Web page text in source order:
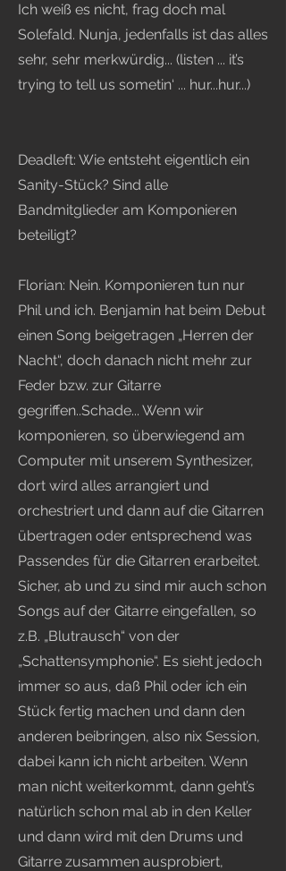
Ich weiß es nicht, frag doch mal
Solefald. Nunja, jedenfalls ist das alles
sehr, sehr merkwürdig... (listen ... it’s
trying to tell us sometin‘ ... hur...hur...)
Deadleft: Wie entsteht eigentlich ein
Sanity-Stück? Sind alle
Bandmitglieder am Komponieren
beteiligt?
Florian: Nein. Komponieren tun nur
Phil und ich. Benjamin hat beim Debut
einen Song beigetragen „Herren der
Nacht“, doch danach nicht mehr zur
Feder bzw. zur Gitarre
gegriffen..Schade... Wenn wir
komponieren, so überwiegend am
Computer mit unserem Synthesizer,
dort wird alles arrangiert und
orchestriert und dann auf die Gitarren
übertragen oder entsprechend was
Passendes für die Gitarren erarbeitet.
Sicher, ab und zu sind mir auch schon
Songs auf der Gitarre eingefallen, so
z.B. „Blutrausch“ von der
„Schattensymphonie“. Es sieht jedoch
immer so aus, daß Phil oder ich ein
Stück fertig machen und dann den
anderen beibringen, also nix Session,
dabei kann ich nicht arbeiten. Wenn
man nicht weiterkommt, dann geht’s
natürlich schon mal ab in den Keller
und dann wird mit den Drums und
Gitarre zusammen ausprobiert,